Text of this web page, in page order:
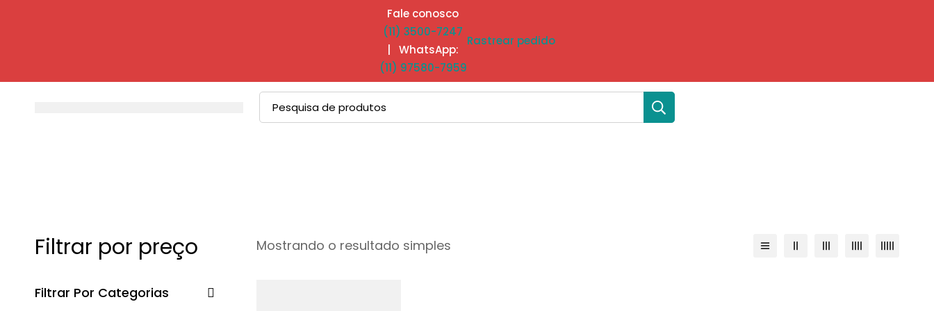
Fale conosco
(11) 3500-7247
| WhatsApp:
(11) 97580-7959
Rastrear pedido
Filtrar por preço
Filtrar Por Categorias
Mostrando o resultado simples